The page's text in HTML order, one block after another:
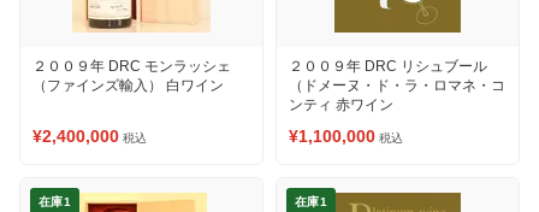
２００９年 DRC モンラッシェ
（ファインズ輸入） 白ワイン
¥2,400,000 税込
２００９年 DRC リシュブール
（ドメーヌ・ド・ラ・ロマネ・コ
ンティ 赤ワイン
¥1,100,000 税込
在庫1 在庫1